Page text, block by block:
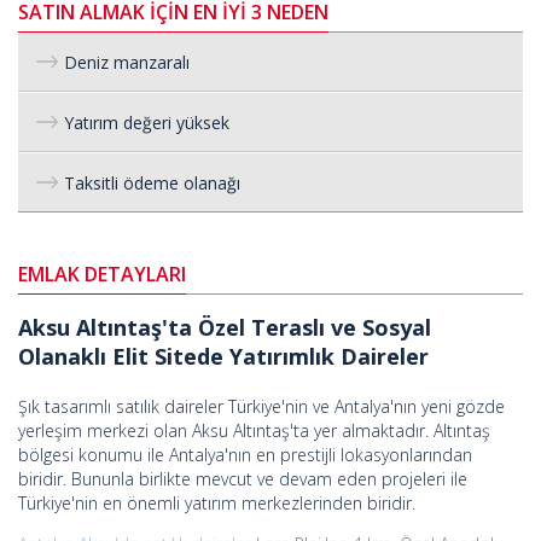
SATIN ALMAK İÇİN EN İYİ 3 NEDEN
Deniz manzaralı
Yatırım değeri yüksek
Taksitli ödeme olanağı
EMLAK DETAYLARI
Aksu Altıntaş'ta Özel Teraslı ve Sosyal
Olanaklı Elit Sitede Yatırımlık Daireler
Şık tasarımlı satılık daireler Türkiye'nin ve Antalya'nın yeni gözde
yerleşim merkezi olan Aksu Altıntaş'ta yer almaktadır. Altıntaş
bölgesi konumu ile Antalya'nın en prestijli lokasyonlarından
biridir. Bununla birlikte mevcut ve devam eden projeleri ile
Türkiye'nin en önemli yatırım merkezlerinden biridir.